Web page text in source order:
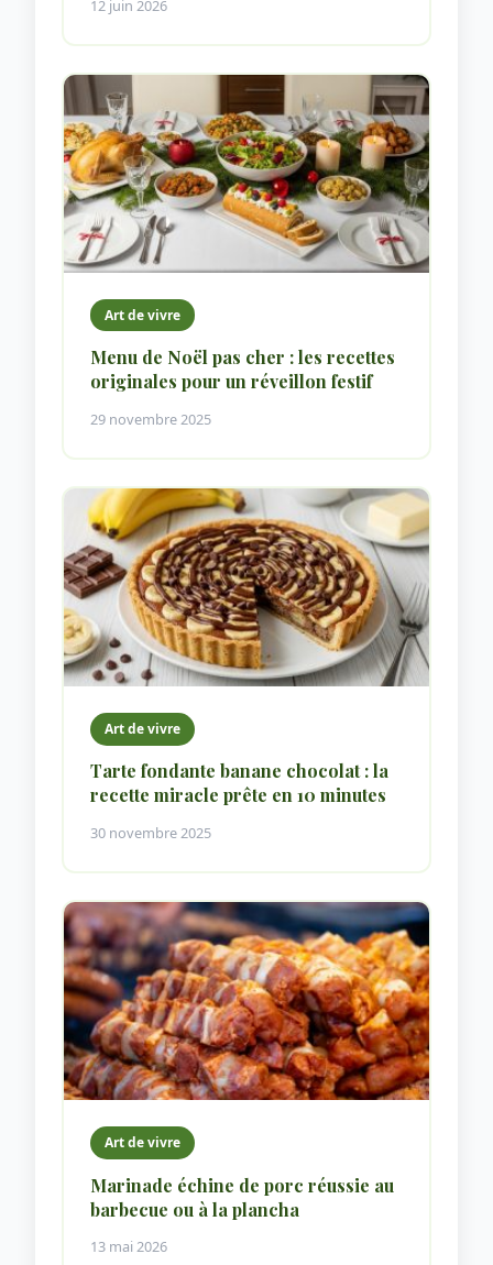
12 juin 2026
Art de vivre
Menu de Noël pas cher : les recettes
originales pour un réveillon festif
29 novembre 2025
Art de vivre
Tarte fondante banane chocolat : la
recette miracle prête en 10 minutes
30 novembre 2025
Art de vivre
Marinade échine de porc réussie au
barbecue ou à la plancha
13 mai 2026